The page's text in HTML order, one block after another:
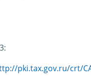
pki.tax.gov.ru/crt/